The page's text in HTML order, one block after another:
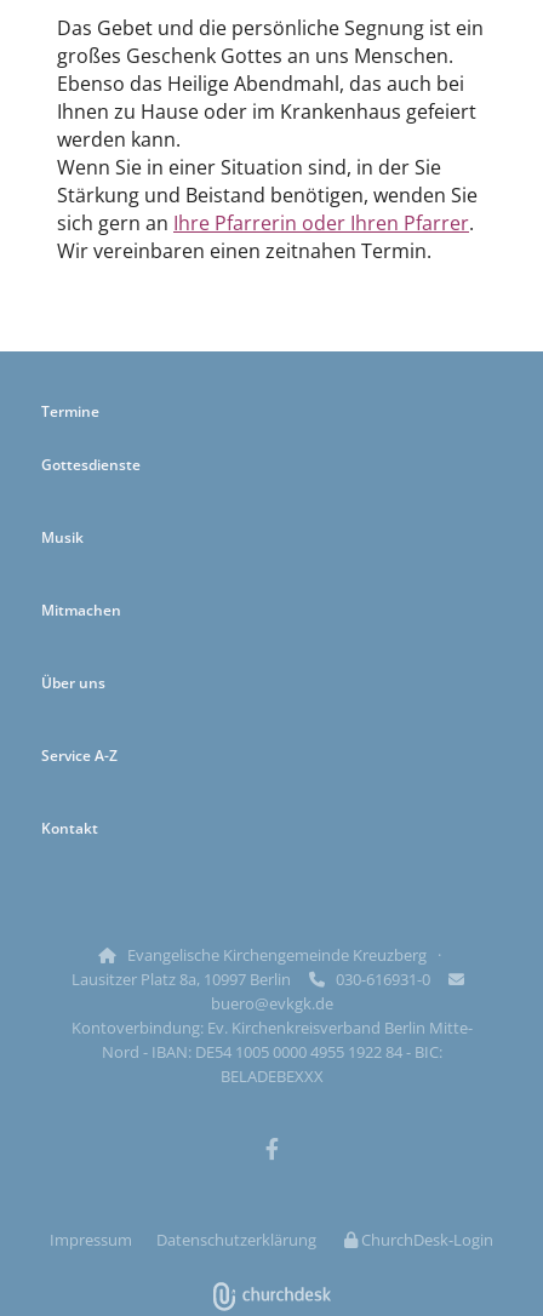
Das Gebet und die persönliche Segnung ist ein
großes Geschenk Gottes an uns Menschen.
Ebenso das Heilige Abendmahl, das auch bei
Ihnen zu Hause oder im Krankenhaus gefeiert
werden kann.
Wenn Sie in einer Situation sind, in der Sie
Stärkung und Beistand benötigen, wenden Sie
sich gern an Ihre Pfarrerin oder Ihren Pfarrer.
Wir vereinbaren einen zeitnahen Termin.
Termine
Gottesdienste
Musik
Mitmachen
Über uns
Service A-Z
Kontakt

Evangelische Kirchengemeinde Kreuzberg ·
Lausitzer Platz 8a, 10997 Berlin
 030-616931-0 
buero@evkgk.de
Kontoverbindung: Ev. Kirchenkreisverband Berlin Mitte-
Nord - IBAN: DE54 1005 0000 4955 1922 84 - BIC:
BELADEBEXXX
Impressum Datenschutzerklärung ChurchDesk-Login